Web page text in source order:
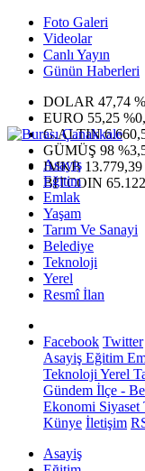
Foto Galeri
Videolar
Canlı Yayın
Günün Haberleri
DOLAR 47,74
EURO 55,25
G.ALTIN
GÜMÜŞ 98
IMKB 13.779,39
BITCOIN 65.122
Asayiş
Eğitim
Emlak
Yaşam
Tarım Ve Sanayi
Belediye
Teknoloji
Yerel
Resmî İlan
Facebook Twitter
Asayiş Eğitim
Teknoloji Yerel
Gündem İlçe -
Ekonomi Siyaset
Künye İletişim
Asayiş